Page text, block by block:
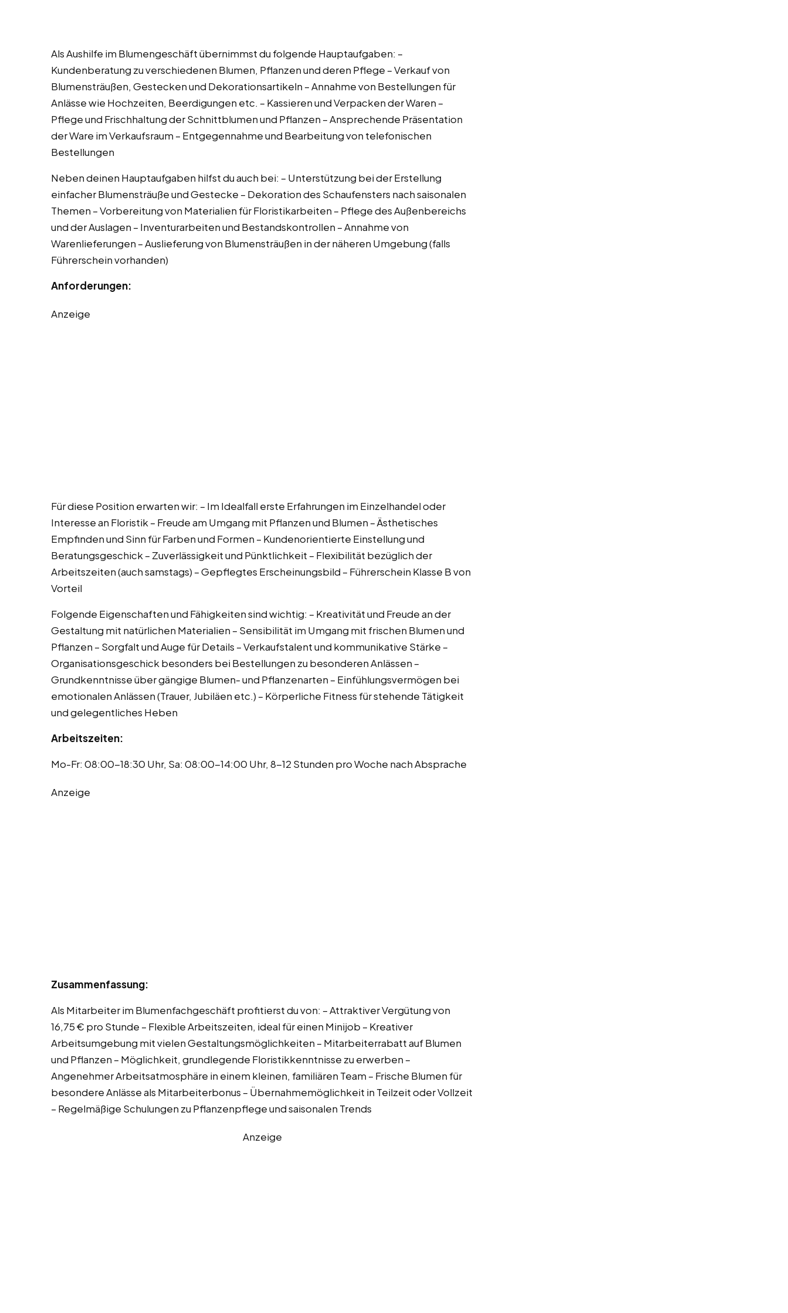
Als Aushilfe im Blumengeschäft übernimmst du folgende Hauptaufgaben: –
Kundenberatung zu verschiedenen Blumen, Pflanzen und deren Pflege – Verkauf von
Blumensträußen, Gestecken und Dekorationsartikeln – Annahme von Bestellungen für
Anlässe wie Hochzeiten, Beerdigungen etc. – Kassieren und Verpacken der Waren –
Pflege und Frischhaltung der Schnittblumen und Pflanzen – Ansprechende Präsentation
der Ware im Verkaufsraum – Entgegennahme und Bearbeitung von telefonischen
Bestellungen
Neben deinen Hauptaufgaben hilfst du auch bei: – Unterstützung bei der Erstellung
einfacher Blumensträuße und Gestecke – Dekoration des Schaufensters nach saisonalen
Themen – Vorbereitung von Materialien für Floristikarbeiten – Pflege des Außenbereichs
und der Auslagen – Inventurarbeiten und Bestandskontrollen – Annahme von
Warenlieferungen – Auslieferung von Blumensträußen in der näheren Umgebung (falls
Führerschein vorhanden)
Anforderungen:
Anzeige
Für diese Position erwarten wir: – Im Idealfall erste Erfahrungen im Einzelhandel oder
Interesse an Floristik – Freude am Umgang mit Pflanzen und Blumen – Ästhetisches
Empfinden und Sinn für Farben und Formen – Kundenorientierte Einstellung und
Beratungsgeschick – Zuverlässigkeit und Pünktlichkeit – Flexibilität bezüglich der
Arbeitszeiten (auch samstags) – Gepflegtes Erscheinungsbild – Führerschein Klasse B von
Vorteil
Folgende Eigenschaften und Fähigkeiten sind wichtig: – Kreativität und Freude an der
Gestaltung mit natürlichen Materialien – Sensibilität im Umgang mit frischen Blumen und
Pflanzen – Sorgfalt und Auge für Details – Verkaufstalent und kommunikative Stärke –
Organisationsgeschick besonders bei Bestellungen zu besonderen Anlässen –
Grundkenntnisse über gängige Blumen- und Pflanzenarten – Einfühlungsvermögen bei
emotionalen Anlässen (Trauer, Jubiläen etc.) – Körperliche Fitness für stehende Tätigkeit
und gelegentliches Heben
Arbeitszeiten:
Mo-Fr: 08:00-18:30 Uhr, Sa: 08:00-14:00 Uhr, 8-12 Stunden pro Woche nach Absprache
Anzeige
Zusammenfassung:
Als Mitarbeiter im Blumenfachgeschäft profitierst du von: – Attraktiver Vergütung von
16,75 € pro Stunde – Flexible Arbeitszeiten, ideal für einen Minijob – Kreativer
Arbeitsumgebung mit vielen Gestaltungsmöglichkeiten – Mitarbeiterrabatt auf Blumen
und Pflanzen – Möglichkeit, grundlegende Floristikkenntnisse zu erwerben –
Angenehmer Arbeitsatmosphäre in einem kleinen, familiären Team – Frische Blumen für
besondere Anlässe als Mitarbeiterbonus – Übernahmemöglichkeit in Teilzeit oder Vollzeit
– Regelmäßige Schulungen zu Pflanzenpflege und saisonalen Trends
Anzeige